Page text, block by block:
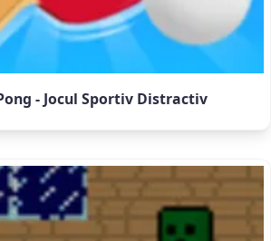
- Jocul Sportiv Distractiv